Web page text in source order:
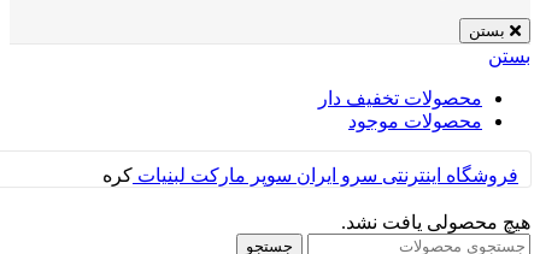
بستن
بستن
محصولات تخفیف دار
محصولات موجود
فروشگاه اینترنتی سرو ایران سوپر مارکت لبنیات کره
هیچ محصولی یافت نشد.
جستجو